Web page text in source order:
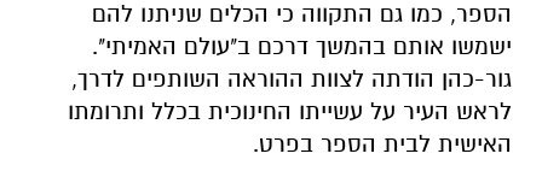
הספר, כמו גם התקווה כי הכלים שניתנו להם
ישמשו אותם בהמשך דרכם ב"עולם האמיתי".
גור-כהן הודתה לצוות ההוראה השותפים לדרך,
לראש העיר על עשייתו החינוכית בכלל ותרומתו
האישית לבית הספר בפרט.